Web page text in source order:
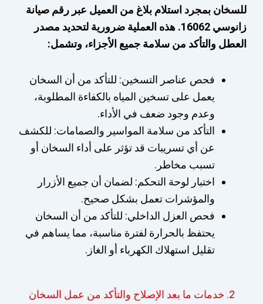
للسخان بمجرد استلام بلاغ من العميل عبر رقم صيانة
زانوسي 16062. هذه العملية ضرورية لتحديد مصدر
العطل والتأكد من سلامة جميع الأجزاء، وتشمل:
فحص عناصر التسخين: للتأكد من أن السخان
يعمل على تسخين المياه بالكفاءة المطلوبة،
وعدم وجود ضعف في الأداء.
التأكد من سلامة المواسير والصمامات: للكشف
عن أي تسريبات قد تؤثر على أداء السخان أو
تسبب مخاطر.
اختبار لوحة التحكم: لضمان أن جميع الأزرار
والمؤشرات تعمل بشكل صحيح.
فحص العزل الداخلي: للتأكد من أن السخان
يحتفظ بالحرارة لفترة مناسبة، مما يساهم في
تقليل استهلاك الكهرباء أو الغاز.
2. خدمات ما بعد الإصلاح والتأكد من عمل السخان